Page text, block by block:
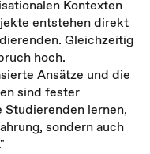
Kontexten
entstehen direkt
Gleichzeitig
hoch.
Ansätze und die
sind fester
lernen,
sondern auch